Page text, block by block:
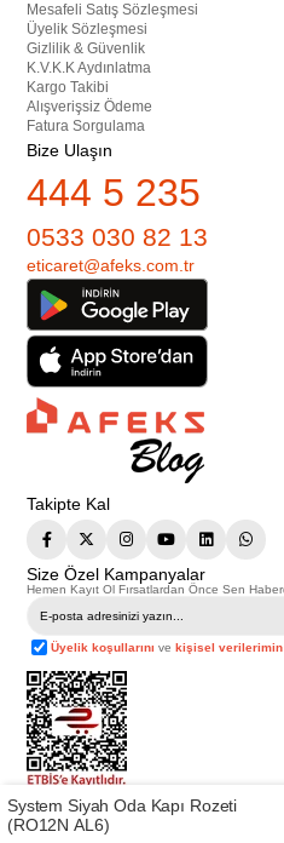
Mesafeli Satış Sözleşmesi
Üyelik Sözleşmesi
Gizlilik & Güvenlik
K.V.K.K Aydınlatma
Kargo Takibi
Alışverişsiz Ödeme
Fatura Sorgulama
Bize Ulaşın
444 5 235
0533 030 82 13
eticaret@afeks.com.tr
Takipte Kal
Size Özel Kampanyalar
Hemen Kayıt Ol Fırsatlardan Önce Sen
Üyelik koşullarını vekişisel verilerimin
Telif Hakkı © 2026Afeks Yapı
Bu web sitesindeki tüm ürünler ticari
System Siyah Oda Kapı Rozeti
(RO12N AL6)